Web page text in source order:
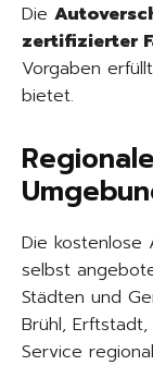
Die
zertifizierter
Vorgaben
bietet.
Die kostenlose
selbst
Städten und
Brühl,
Service